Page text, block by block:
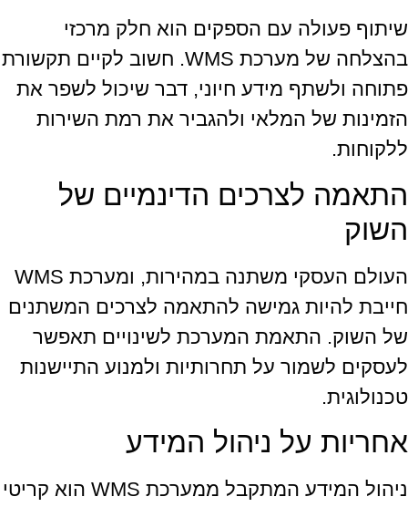
שיתוף פעולה עם הספקים הוא חלק מרכזי
בהצלחה של מערכת WMS. חשוב לקיים תקשורת
פתוחה ולשתף מידע חיוני, דבר שיכול לשפר את
הזמינות של המלאי ולהגביר את רמת השירות
ללקוחות.
התאמה לצרכים הדינמיים של
השוק
העולם העסקי משתנה במהירות, ומערכת WMS
חייבת להיות גמישה להתאמה לצרכים המשתנים
של השוק. התאמת המערכת לשינויים תאפשר
לעסקים לשמור על תחרותיות ולמנוע התיישנות
טכנולוגית.
אחריות על ניהול המידע
ניהול המידע המתקבל ממערכת WMS הוא קריטי